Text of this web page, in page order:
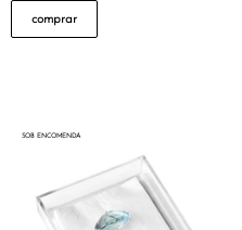
comprar
SOB ENCOMENDA